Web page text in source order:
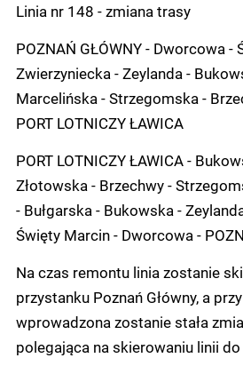
Linia nr 148 - zmiana trasy
POZNAŃ GŁÓWNY - Dworcowa -
Zwierzyniecka - Zeylanda -
Marcelińska - Strzegomska -
PORT LOTNICZY ŁAWICA
PORT LOTNICZY ŁAWICA -
Złotowska - Brzechwy -
- Bułgarska - Bukowska -
Święty Marcin - Dworcowa -
Na czas remontu linia zostanie
przystanku Poznań Główny, a
wprowadzona zostanie stała
polegająca na skierowaniu linii